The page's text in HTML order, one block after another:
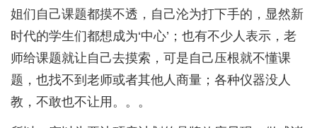
姐们自己课题都摸不透，自己沦为打下手的，显然新
时代的学生们都想成为‘中心’；也有不少人表示，老
师给课题就让自己去摸索，可是自己压根就不懂课
题，也找不到老师或者其他人商量；各种仪器没人
教，不敢也不让用。。。